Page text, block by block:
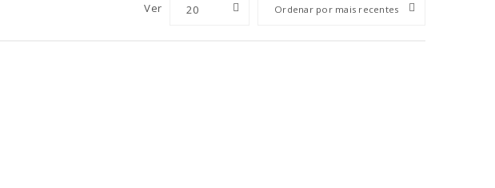
Ordenar por mais recentes
Ver 20